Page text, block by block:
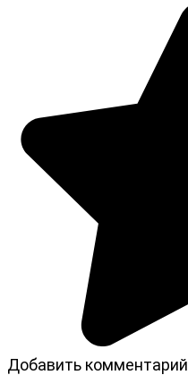
Добавить комментарий